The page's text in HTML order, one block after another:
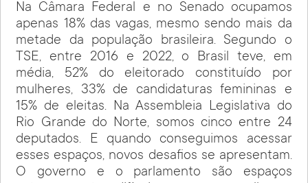
Na Câmara Federal e no Senado ocupamos
apenas 18% das vagas, mesmo sendo mais da
metade da população brasileira. Segundo o
TSE, entre 2016 e 2022, o Brasil teve, em
média, 52% do eleitorado constituído por
mulheres, 33% de candidaturas femininas e
15% de eleitas. Na Assembleia Legislativa do
Rio Grande do Norte, somos cinco entre 24
deputados. E quando conseguimos acessar
esses espaços, novos desafios se apresentam.
O governo e o parlamento são espaços